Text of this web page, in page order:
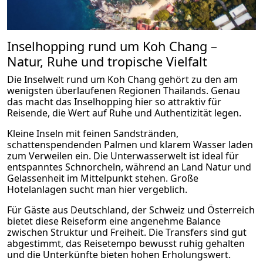
Inselhopping rund um Koh Chang –
Natur, Ruhe und tropische Vielfalt
Die Inselwelt rund um Koh Chang gehört zu den am
wenigsten überlaufenen Regionen Thailands. Genau
das macht das Inselhopping hier so attraktiv für
Reisende, die Wert auf Ruhe und Authentizität legen.
Kleine Inseln mit feinen Sandstränden,
schattenspendenden Palmen und klarem Wasser laden
zum Verweilen ein. Die Unterwasserwelt ist ideal für
entspanntes Schnorcheln, während an Land Natur und
Gelassenheit im Mittelpunkt stehen. Große
Hotelanlagen sucht man hier vergeblich.
Für Gäste aus Deutschland, der Schweiz und Österreich
bietet diese Reiseform eine angenehme Balance
zwischen Struktur und Freiheit. Die Transfers sind gut
abgestimmt, das Reisetempo bewusst ruhig gehalten
und die Unterkünfte bieten hohen Erholungswert.